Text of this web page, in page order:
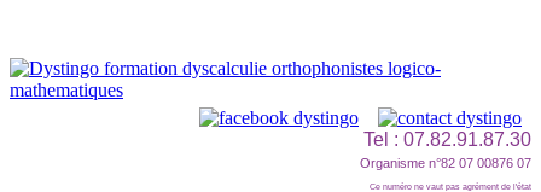
Tel : 07.82.91.87.30
Organisme n°82 07 00876 07
Ce numéro ne vaut pas agrément de l'état